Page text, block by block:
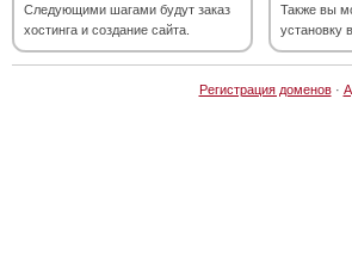
Следующими шагами будут заказ
хостинга и создание сайта.
Также вы
установку
Регистрация доменов·